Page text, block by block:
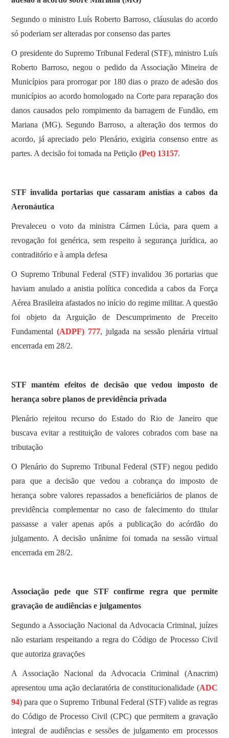
Segundo o ministro Luís Roberto Barroso, cláusulas do acordo
só poderiam ser alteradas por consenso das partes
O presidente do Supremo Tribunal Federal (STF), ministro Luís
Roberto Barroso, negou o pedido da Associação Mineira de
Municípios para prorrogar por 180 dias o prazo de adesão dos
municípios ao acordo homologado na Corte para reparação dos
danos causados pelo rompimento da barragem de Fundão, em
Mariana (MG). Segundo Barroso, a alteração dos termos do
acordo, já apreciado pelo Plenário, exigiria consenso entre as
partes. A decisão foi tomada na Petição(Pet) 13157.
STF invalida portarias que cassaram anistias a cabos da
Aeronáutica
Prevaleceu o voto da ministra Cármen Lúcia, para quem a
revogação foi genérica, sem respeito à segurança jurídica, ao
contraditório e à ampla defesa
O Supremo Tribunal Federal (STF) invalidou 36 portarias que
haviam anulado a anistia política concedida a cabos da Força
Aérea Brasileira afastados no início do regime militar. A questão
foi objeto da Arguição de Descumprimento de Preceito
Fundamental(ADPF) 777, julgada na sessão plenária virtual
encerrada em 28/2.
STF mantém efeitos de decisão que vedou imposto de
herança sobre planos de previdência privada
Plenário rejeitou recurso do Estado do Rio de Janeiro que
buscava evitar a restituição de valores cobrados com base na
tributação
O Plenário do Supremo Tribunal Federal (STF) negou pedido
para que a decisão que vedou a cobrança do imposto de
herança sobre valores repassados a beneficiários de planos de
previdência complementar no caso de falecimento do titular
passasse a valer apenas após a publicação do acórdão do
julgamento. A decisão unânime foi tomada na sessão virtual
encerrada em 28/2.
Associação pede que STF confirme regra que permite
gravação de audiências e julgamentos
Segundo a Associação Nacional da Advocacia Criminal, juízes
não estariam respeitando a regra do Código de Processo Civil
que autoriza gravações
A Associação Nacional da Advocacia Criminal (Anacrim)
apresentou uma ação declaratória de constitucionalidade (ADC
94) para que o Supremo Tribunal Federal (STF) valide as regras
do Código de Processo Civil (CPC) que permitem a gravação
integral de audiências e sessões de julgamento em processos